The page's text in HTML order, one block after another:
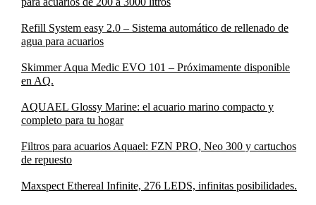
Refill System easy 2.0 – Sistema automático de rellenado de
agua para acuarios
Skimmer Aqua Medic EVO 101 – Próximamente disponible
en AQ.
AQUAEL Glossy Marine: el acuario marino compacto y
completo para tu hogar
Filtros para acuarios Aquael: FZN PRO, Neo 300 y cartuchos
de repuesto
Maxspect Ethereal Infinite, 276 LEDS, infinitas posibilidades.